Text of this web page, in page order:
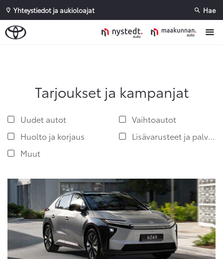
Yhteystiedot ja aukioloajat Hae
Tarjoukset ja kampanjat
Uudet autot
Vaihtoautot
Huolto ja korjaus
Lisävarusteet ja palvelut
Muut